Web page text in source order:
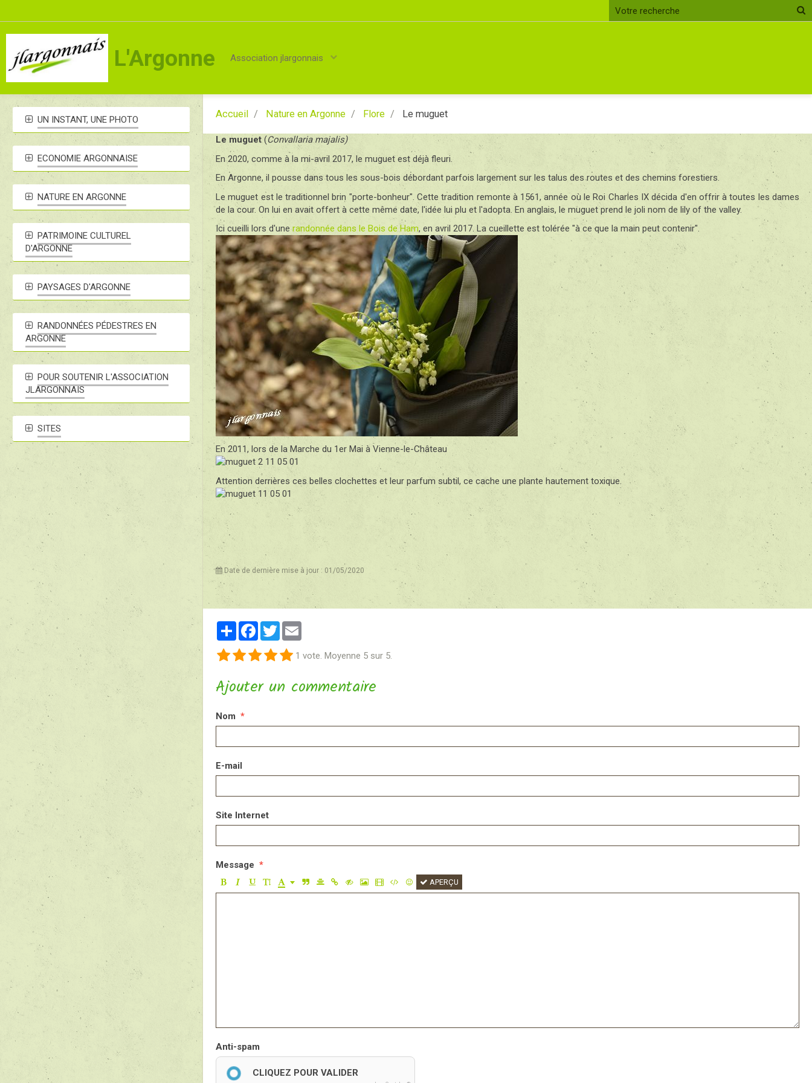
L'Argonne Association jlargonnais
Accueil Nature en Argonne Flore Le muguet
Le muguet (Convallaria majalis)
En 2020, comme à la mi-avril 2017, le muguet est déjà fleuri.
En Argonne, il pousse dans tous les sous-bois débordant parfois largement sur les talus des routes et des chemins forestiers.
Le muguet est le traditionnel brin "porte-bonheur". Cette tradition remonte à 1561, année où le Roi Charles IX décida d'en offrir à toutes les dames
de la cour. On lui en avait offert à cette même date, l'idée lui plu et l'adopta. En anglais, le muguet prend le joli nom de lily of the valley.
Ici cueilli lors d'une randonnée dans le Bois de Ham, en avril 2017. La cueillette est tolérée "à ce que la main peut contenir".
En 2011, lors de la Marche du 1er Mai à Vienne-le-Château
Attention derrières ces belles clochettes et leur parfum subtil, ce cache une plante hautement toxique.
Date de dernière mise à jour : 01/05/2020
PartagerFacebook
Twitter
1 vote. Moyenne 5 sur 5.
Ajouter un commentaire
Nom
E-mail
Site Internet
Message
APERÇU
Anti-spam
CLIQUEZ POUR VALIDER
UN INSTANT, UNE PHOTO
ECONOMIE ARGONNAISE
NATURE EN ARGONNE
PATRIMOINE CULTUREL
D'ARGONNE
PAYSAGES D'ARGONNE
RANDONNÉES PÉDESTRES EN
ARGONNE
POUR SOUTENIR L'ASSOCIATION
JLARGONNAIS
SITES